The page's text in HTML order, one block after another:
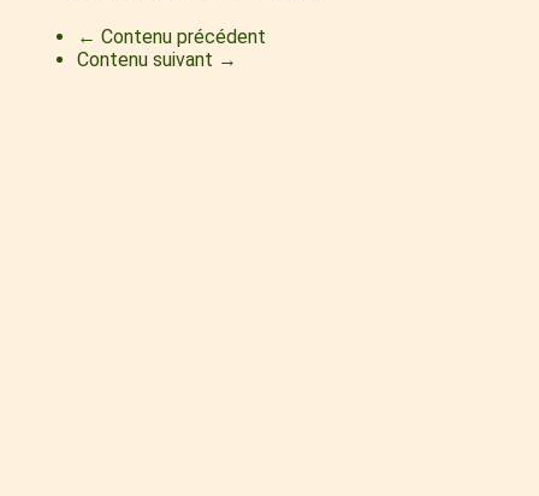
← Contenu précédent
Contenu suivant →